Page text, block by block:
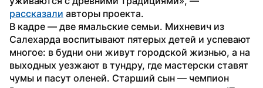
рассказали авторы проекта.
В кадре — две ямальские семьи. Михневич из
Салехарда воспитывают пятерых детей и успевают
многое: в будни они живут городской жизнью, а на
выходных уезжают в тундру, где мастерски ставят
чумы и пасут оленей. Старший сын — чемпион